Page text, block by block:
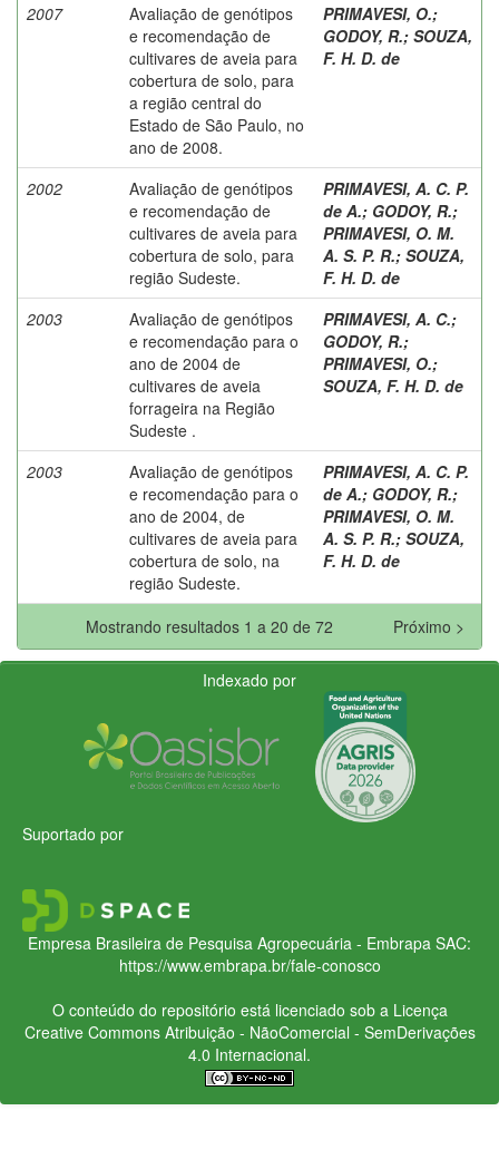
2007
Avaliação de genótipos
e recomendação de
cultivares de aveia para
cobertura de solo, para
a região central do
Estado de São Paulo, no
ano de 2008.
PRIMAVESI, O.;
GODOY, R.; SOUZA,
F. H. D. de
2002
Avaliação de genótipos
e recomendação de
cultivares de aveia para
cobertura de solo, para
região Sudeste.
PRIMAVESI, A. C. P.
de A.; GODOY, R.;
PRIMAVESI, O. M.
A. S. P. R.; SOUZA,
F. H. D. de
2003
Avaliação de genótipos
e recomendação para o
ano de 2004 de
cultivares de aveia
forrageira na Região
Sudeste .
PRIMAVESI, A. C.;
GODOY, R.;
PRIMAVESI, O.;
SOUZA, F. H. D. de
2003
Avaliação de genótipos
e recomendação para o
ano de 2004, de
cultivares de aveia para
cobertura de solo, na
região Sudeste.
PRIMAVESI, A. C. P.
de A.; GODOY, R.;
PRIMAVESI, O. M.
A. S. P. R.; SOUZA,
F. H. D. de
Mostrando resultados 1 a 20 de 72 Próximo >
Indexado por
Suportado por
Empresa Brasileira de Pesquisa Agropecuária - Embrapa SAC:
https://www.embrapa.br/fale-conosco
O conteúdo do repositório está licenciado sob a Licença
Creative CommonsAtribuição - NãoComercial - SemDerivações
4.0 Internacional.